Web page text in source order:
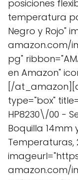
posiciones
temperatura
Negro y Rojo"
amazon.com/
pg"
en Amazon"
[/
type="box"
HP8230\/00 -
Boquilla 14mm
Temperaturas,
amazon.com/